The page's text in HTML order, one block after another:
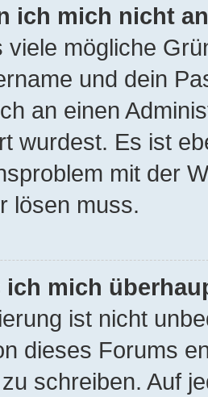
ich mich nicht
viele mögliche
und dein
an einen
wurdest. Es ist
mit der
lösen muss.
ich mich
ist nicht
dieses Forums
schreiben. Auf